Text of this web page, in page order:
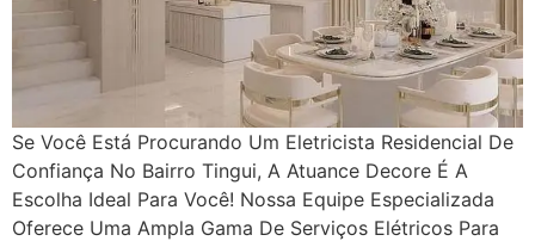
Se Você Está Procurando Um Eletricista Residencial De
Confiança No Bairro Tingui, A Atuance Decore É A
Escolha Ideal Para Você! Nossa Equipe Especializada
Oferece Uma Ampla Gama De Serviços Elétricos Para